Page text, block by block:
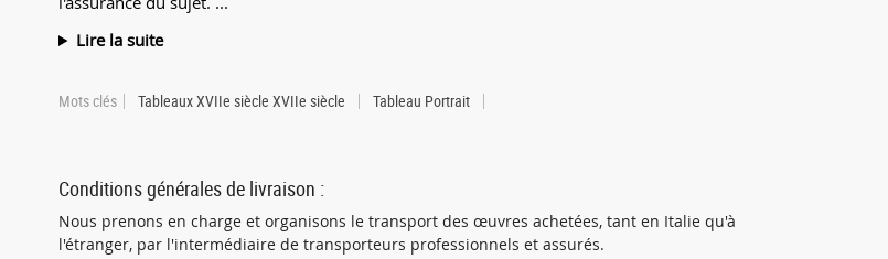
Lire la suite
Mots clés Tableaux XVIIe siècle XVIIe siècle Tableau Portrait
Conditions générales de livraison :
Nous prenons en charge et organisons le transport des œuvres achetées, tant en Italie qu'à
l'étranger, par l'intermédiaire de transporteurs professionnels et assurés.